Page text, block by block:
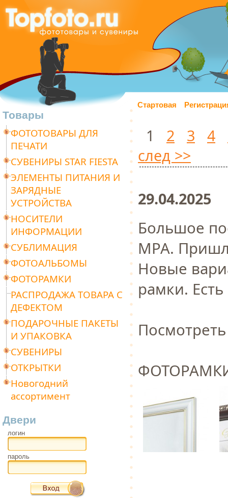
Стартовая
Товары
ФОТОТОВАРЫ ДЛЯ
ПЕЧАТИ
СУВЕНИРЫ STAR FIESTA
ЭЛЕМЕНТЫ ПИТАНИЯ И
ЗАРЯДНЫЕ
УСТРОЙСТВА
НОСИТЕЛИ
ИНФОРМАЦИИ
СУБЛИМАЦИЯ
ФОТОАЛЬБОМЫ
ФОТОРАМКИ
РАСПРОДАЖА ТОВАРА С
ДЕФЕКТОМ
ПОДАРОЧНЫЕ ПАКЕТЫ
И УПАКОВКА
СУВЕНИРЫ
ОТКРЫТКИ
Новогодний
ассортимент
Двери
логин
пароль
1 2 3 4
след >>
29.04.2025
Большое
МРА.
Новые
рамки.